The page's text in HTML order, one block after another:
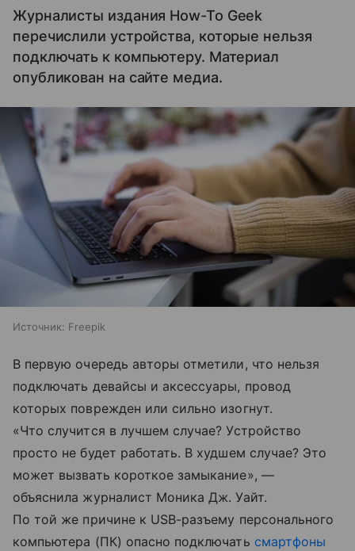
Журналисты издания How-To Geek
перечислили устройства, которые нельзя
подключать к компьютеру. Материал
опубликован на сайте медиа.
Источник: Freepik
В первую очередь авторы отметили, что нельзя
подключать девайсы и аксессуары, провод
которых поврежден или сильно изогнут.
«Что случится в лучшем случае? Устройство
просто не будет работать. В худшем случае? Это
может вызвать короткое замыкание», —
объяснила журналист Моника Дж. Уайт.
По той же причине к USB-разъему персонального
компьютера (ПК) опасно подключать смартфоны